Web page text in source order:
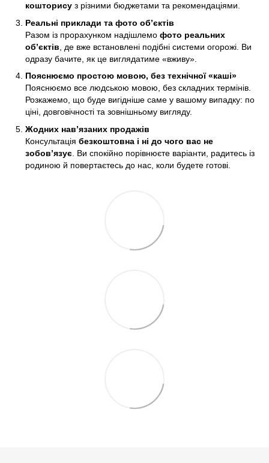
кошторису з різними бюджетами та рекомендаціями.
Реальні приклади та фото об’єктів
Разом із прорахунком надішлемо фото реальних
об’єктів , де вже встановлені подібні системи огорожі. Ви
одразу бачите, як це виглядатиме «вживу».
Пояснюємо простою мовою, без технічної «каші»
Пояснюємо все людською мовою, без складних термінів.
Розкажемо, що буде вигідніше саме у вашому випадку: по
ціні, довговічності та зовнішньому вигляду.
Жодних нав’язаних продажів
Консультація безкоштовна і ні до чого вас не
зобов’язує . Ви спокійно порівнюєте варіанти, радитесь із
родиною й повертаєтесь до нас, коли будете готові.